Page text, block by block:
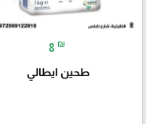
8 ₪
طحين ايطالي